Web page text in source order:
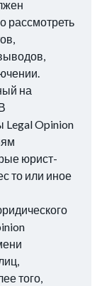
рассмотреть
на
Legal Opinion
юрист-
то или иное
того,